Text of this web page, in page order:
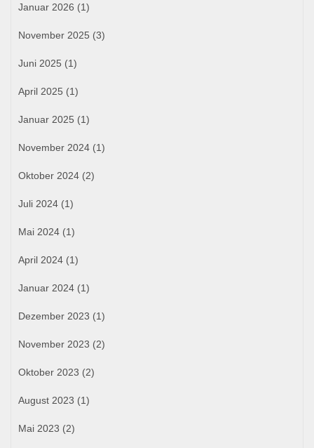
Januar 2026 (1)
November 2025 (3)
Juni 2025 (1)
April 2025 (1)
Januar 2025 (1)
November 2024 (1)
Oktober 2024 (2)
Juli 2024 (1)
Mai 2024 (1)
April 2024 (1)
Januar 2024 (1)
Dezember 2023 (1)
November 2023 (2)
Oktober 2023 (2)
August 2023 (1)
Mai 2023 (2)